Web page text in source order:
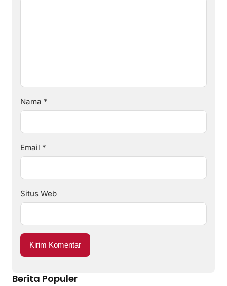
Nama *
Email *
Situs Web
Berita Populer